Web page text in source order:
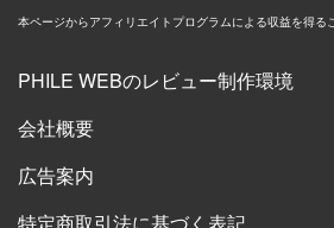
本ページからアフィリエイトプログラムによる収益を得る
PHILE WEBのレビュー制作環境
会社概要
広告案内
特定商取引法に基づく表記